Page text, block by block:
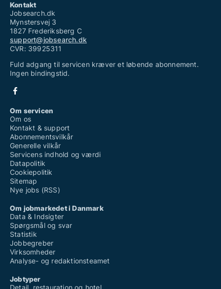
Kontakt
Jobsearch.dk
Mynstersvej 3
1827 Frederiksberg C
support@jobsearch.dk
CVR: 39925311
Fuld adgang til servicen kræver et løbende abonnement.
Ingen bindingstid.
Om servicen
Om os
Kontakt & support
Abonnementsvilkår
Generelle vilkår
Servicens indhold og værdi
Datapolitik
Cookiepolitik
Sitemap
Nye jobs (RSS)
Om jobmarkedet i Danmark
Data & Indsigter
Spørgsmål og svar
Statistik
Jobbegreber
Virksomheder
Analyse- og redaktionsteamet
Jobtyper
Detail, restauration og hotel